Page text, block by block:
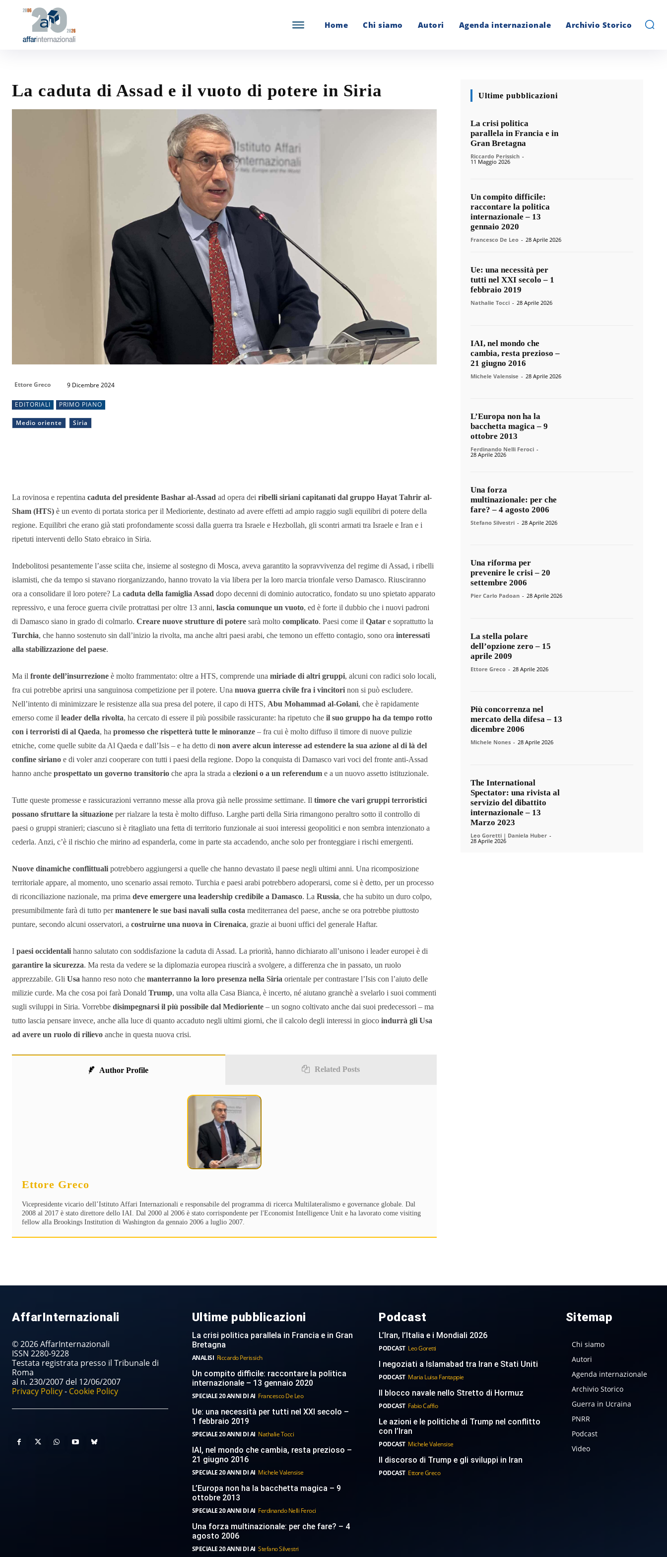
Home Chi siamo Autori Agenda internazionale Archivio Storico
La caduta di Assad e il vuoto di potere in Siria
Ettore Greco 9 Dicembre 2024
EDITORIALI PRIMO PIANO
Medio oriente Siria
La rovinosa e repentina caduta del presidente Bashar al-Assad ad opera dei ribelli siriani capitanati dal gruppo Hayat Tahrir al-
Sham (HTS) è un evento di portata storica per il Medioriente, destinato ad avere effetti ad ampio raggio sugli equilibri di potere della
regione. Equilibri che erano già stati profondamente scossi dalla guerra tra Israele e Hezbollah, gli scontri armati tra Israele e Iran e i
ripetuti interventi dello Stato ebraico in Siria.
Indebolitosi pesantemente l’asse sciita che, insieme al sostegno di Mosca, aveva garantito la sopravvivenza del regime di Assad, i ribelli
islamisti, che da tempo si stavano riorganizzando, hanno trovato la via libera per la loro marcia trionfale verso Damasco. Riusciranno
ora a consolidare il loro potere? La caduta della famiglia Assad dopo decenni di dominio autocratico, fondato su uno spietato apparato
repressivo, e una feroce guerra civile protrattasi per oltre 13 anni, lascia comunque un vuoto, ed è forte il dubbio che i nuovi padroni
di Damasco siano in grado di colmarlo. Creare nuove strutture di potere sarà molto complicato. Paesi come il Qatar e soprattutto la
Turchia, che hanno sostenuto sin dall’inizio la rivolta, ma anche altri paesi arabi, che temono un effetto contagio, sono ora interessati
alla stabilizzazione del paese.
Ma il fronte dell’insurrezione è molto frammentato: oltre a HTS, comprende una miriade di altri gruppi, alcuni con radici solo locali,
fra cui potrebbe aprirsi una sanguinosa competizione per il potere. Una nuova guerra civile fra i vincitori non si può escludere.
Nell’intento di minimizzare le resistenze alla sua presa del potere, il capo di HTS, Abu Mohammad al-Golani, che è rapidamente
emerso come il leader della rivolta, ha cercato di essere il più possibile rassicurante: ha ripetuto che il suo gruppo ha da tempo rotto
con i terroristi di al Qaeda, ha promesso che rispetterà tutte le minoranze – fra cui è molto diffuso il timore di nuove pulizie
etniche, come quelle subite da Al Qaeda e dall’Isis – e ha detto di non avere alcun interesse ad estendere la sua azione al di là del
confine siriano e di voler anzi cooperare con tutti i paesi della regione. Dopo la conquista di Damasco vari voci del fronte anti-Assad
hanno anche prospettato un governo transitorio che apra la strada a elezioni o a un referendum e a un nuovo assetto istituzionale.
Tutte queste promesse e rassicurazioni verranno messe alla prova già nelle prossime settimane. Il timore che vari gruppi terroristici
possano sfruttare la situazione per rialzare la testa è molto diffuso. Larghe parti della Siria rimangono peraltro sotto il controllo di
paesi o gruppi stranieri; ciascuno si è ritagliato una fetta di territorio funzionale ai suoi interessi geopolitici e non sembra intenzionato a
cederla. Anzi, c’è il rischio che mirino ad espanderla, come in parte sta accadendo, anche solo per fronteggiare i rischi emergenti.
Nuove dinamiche conflittuali potrebbero aggiungersi a quelle che hanno devastato il paese negli ultimi anni. Una ricomposizione
territoriale appare, al momento, uno scenario assai remoto. Turchia e paesi arabi potrebbero adoperarsi, come si è detto, per un processo
di riconciliazione nazionale, ma prima deve emergere una leadership credibile a Damasco. La Russia, che ha subito un duro colpo,
presumibilmente farà di tutto permantenere le sue basi navali sulla costa mediterranea del paese, anche se ora potrebbe piuttosto
puntare, secondo alcuni osservatori, a costruirne una nuova in Cirenaica, grazie ai buoni uffici del generale Haftar.
I paesi occidentali hanno salutato con soddisfazione la caduta di Assad. La priorità, hanno dichiarato all’unisono i leader europei è di
garantire la sicurezza. Ma resta da vedere se la diplomazia europea riuscirà a svolgere, a differenza che in passato, un ruolo
apprezzabile. Gli Usa hanno reso noto che manterranno la loro presenza nella Siria orientale per contrastare l’Isis con l’aiuto delle
milizie curde. Ma che cosa poi farà Donald Trump, una volta alla Casa Bianca, è incerto, né aiutano granchè a svelarlo i suoi commenti
sugli sviluppi in Siria. Vorrebbe disimpegnarsi il più possibile dal Medioriente – un sogno coltivato anche dai suoi predecessori – ma
tutto lascia pensare invece, anche alla luce di quanto accaduto negli ultimi giorni, che il calcolo degli interessi in gioco indurrà gli Usa
ad avere un ruolo di rilievo anche in questa nuova crisi.
Author Profile Related Posts
Ettore Greco
Vicepresidente vicario dell’Istituto Affari Internazionali e responsabile del programma di ricerca Multilateralismo e governance globale. Dal
2008 al 2017 è stato direttore dello IAI. Dal 2000 al 2006 è stato corrispondente per l'Economist Intelligence Unit e ha lavorato come visiting
fellow alla Brookings Institution di Washington da gennaio 2006 a luglio 2007.
Ultime pubblicazioni
La crisi politica
parallela in Francia e in
Gran Bretagna
Riccardo Perissich -
11 Maggio 2026
Un compito difficile:
raccontare la politica
internazionale – 13
gennaio 2020
Francesco De Leo - 28 Aprile 2026
Ue: una necessità per
tutti nel XXI secolo – 1
febbraio 2019
Nathalie Tocci - 28 Aprile 2026
IAI, nel mondo che
cambia, resta prezioso –
21 giugno 2016
Michele Valensise - 28 Aprile 2026
L’Europa non ha la
bacchetta magica – 9
ottobre 2013
Ferdinando Nelli Feroci -
28 Aprile 2026
Una forza
multinazionale: per che
fare? – 4 agosto 2006
Stefano Silvestri - 28 Aprile 2026
Una riforma per
prevenire le crisi – 20
settembre 2006
Pier Carlo Padoan - 28 Aprile 2026
La stella polare
dell’opzione zero – 15
aprile 2009
Ettore Greco - 28 Aprile 2026
Più concorrenza nel
mercato della difesa – 13
dicembre 2006
Michele Nones - 28 Aprile 2026
The International
Spectator: una rivista al
servizio del dibattito
internazionale – 13
Marzo 2023
Leo Goretti | Daniela Huber -
28 Aprile 2026
AffarInternazionali
© 2026 AffarInternazionali
ISSN 2280-9228
Testata registrata presso il Tribunale di
Roma
al n. 230/2007 del 12/06/2007
Privacy Policy- Cookie Policy
Ultime pubblicazioni
La crisi politica parallela in Francia e in Gran
Bretagna
ANALISI Riccardo Perissich
Un compito difficile: raccontare la politica
internazionale – 13 gennaio 2020
SPECIALE 20 ANNI DI AI Francesco De Leo
Ue: una necessità per tutti nel XXI secolo –
1 febbraio 2019
SPECIALE 20 ANNI DI AI Nathalie Tocci
IAI, nel mondo che cambia, resta prezioso –
21 giugno 2016
SPECIALE 20 ANNI DI AI Michele Valensise
L’Europa non ha la bacchetta magica – 9
ottobre 2013
SPECIALE 20 ANNI DI AI Ferdinando Nelli Feroci
Una forza multinazionale: per che fare? – 4
agosto 2006
SPECIALE 20 ANNI DI AI Stefano Silvestri
Podcast
L’Iran, l’Italia e i Mondiali 2026
PODCAST Leo Goretti
I negoziati a Islamabad tra Iran e Stati Uniti
PODCAST Maria Luisa Fantappie
Il blocco navale nello Stretto di Hormuz
PODCAST Fabio Caffio
Le azioni e le politiche di Trump nel conflitto
con l’Iran
PODCAST Michele Valensise
Il discorso di Trump e gli sviluppi in Iran
PODCAST Ettore Greco
Sitemap
Chi siamo
Autori
Agenda internazionale
Archivio Storico
Guerra in Ucraina
PNRR
Podcast
Video